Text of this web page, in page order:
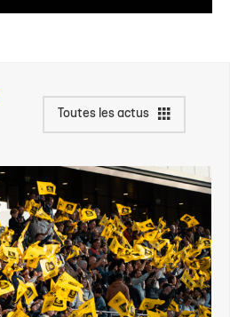
Toutes les actus